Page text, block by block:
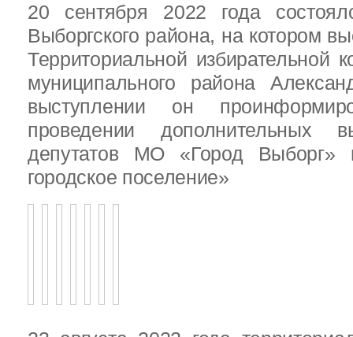
20 сентября 2022 года
Выборгского района, на котором
Территориальной избирательной
муниципального района
выступлении он
проведении дополнительных
депутатов МО «Город
городское поселение»